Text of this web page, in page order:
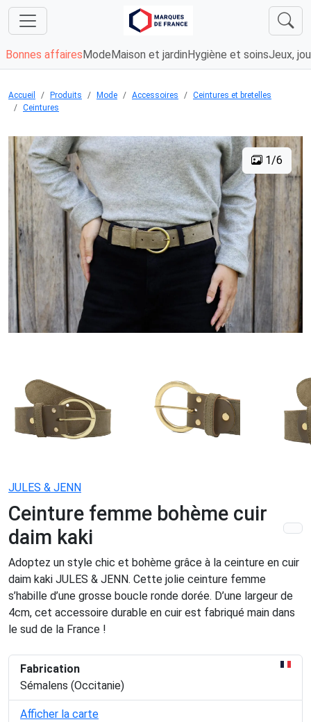
Bonnes affaires Mode Maison et jardin Hygiène et soinsJeux,
Accueil Produits Mode Accessoires
Ceintures et bretelles
Ceintures
1/6
JULES & JENN
Ceinture femme bohème cuir
daim kaki
Adoptez un style chic et bohème grâce à la ceinture en cuir
daim kaki JULES & JENN. Cette jolie ceinture femme
s’habille d’une grosse boucle ronde dorée. D’une largeur de
4cm, cet accessoire durable en cuir est fabriqué main dans
le sud de la France !
Fabrication
Sémalens (Occitanie)
Afficher la carte